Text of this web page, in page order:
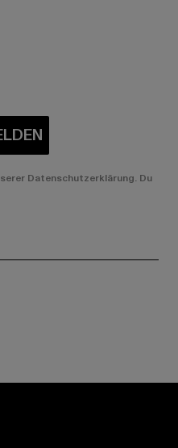
Datenschutzerklärung. Du